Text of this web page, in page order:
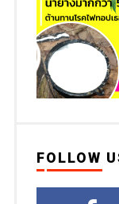
FOLLOW